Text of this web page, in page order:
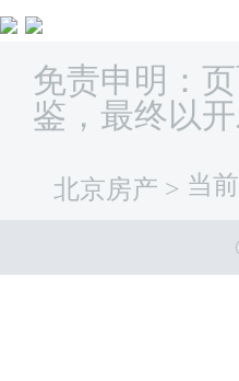
免责申明：
鉴，最终以
北京房产 > 当